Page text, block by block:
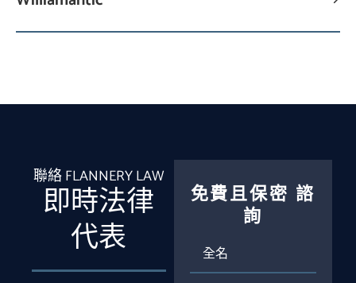
聯絡 FLANNERY LAW
即時法律
代表
免費且保密 諮
詢